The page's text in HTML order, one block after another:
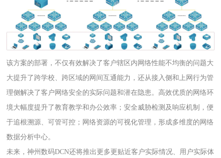
该方案的部署，不仅有效解决了客户辖区内网络性能不均衡的问题大
大提升了跨学校、跨区域的网间互通能力，还从接入侧和上网行为管
理侧解决了客户网络安全的实际问题和潜在隐患。高效优质的网络环
境大幅度提升了教育教学和办公效率；安全威胁检测及响应机制，便
于追根溯源、可管可控；网络资源的可视化管理，形成多维度的网络
数据分析中心。
未来，神州数码DCN还将推出更多更贴近客户实际情况、用户实际体